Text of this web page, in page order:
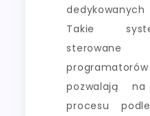
Takie
pozwalają
procesu